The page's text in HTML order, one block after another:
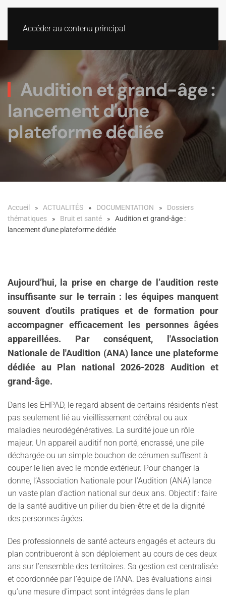
Accéder au contenu principal
Audition et grand-âge :
lancement d'une
plateforme dédiée
Accueil ACTUALITÉS DOCUMENTATION
Dossiers
thématiques
Bruit et santé
Audition et grand-âge :
lancement d'une plateforme dédiée
Aujourd’hui, la prise en charge de l’audition reste
insuffisante sur le terrain : les équipes manquent
souvent d’outils pratiques et de formation pour
accompagner efficacement les personnes âgées
appareillées. Par conséquent, l'Association
Nationale de l'Audition (ANA) lance une plateforme
dédiée au Plan national 2026-2028 Audition et
grand-âge.
Dans les EHPAD, le regard absent de certains résidents n’est
pas seulement lié au vieillissement cérébral ou aux
maladies neurodégénératives. La surdité joue un rôle
majeur. Un appareil auditif non porté, encrassé, une pile
déchargée ou un simple bouchon de cérumen suffisent à
couper le lien avec le monde extérieur. Pour changer la
donne, l’Association Nationale pour l’Audition (ANA) lance
un vaste plan d’action national sur deux ans. Objectif : faire
de la santé auditive un pilier du bien-être et de la dignité
des personnes âgées.
Des professionnels de santé acteurs engagés et acteurs du
plan contribueront à son déploiement au cours de ces deux
ans sur l’ensemble des territoires. Sa gestion est centralisée
et coordonnée par l’équipe de l’ANA. Des évaluations ainsi
qu’une mesure d’impact sont intégrées dans le plan